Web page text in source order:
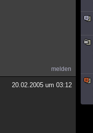
melden
20.02.2005 um 03:12